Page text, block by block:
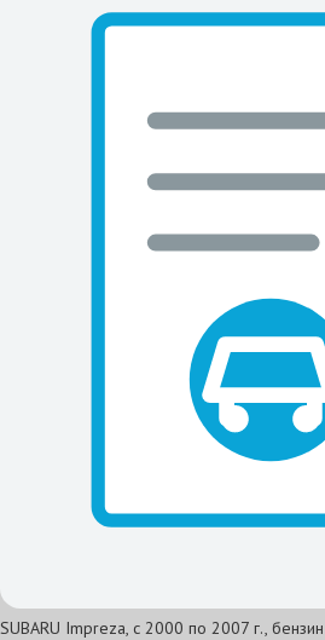
SUBARU Impreza, с 2000 по 2007 г., бензин